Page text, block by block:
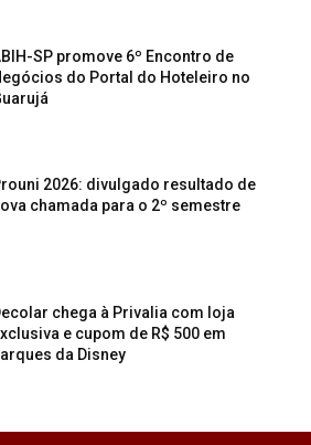
SP promove 6º Encontro de
do Portal do Hoteleiro no
2026: divulgado resultado de
chamada para o 2º semestre
chega à Privalia com loja
e cupom de R$ 500 em
da Disney